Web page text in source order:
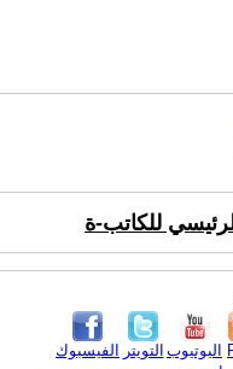
للكاتب-ة
الفيسبوك التويتر اليوتيوب